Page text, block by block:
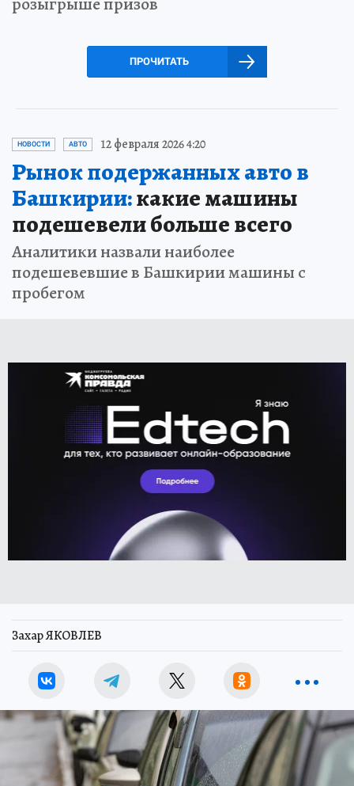
ПРОЧИТАТЬ
НОВОСТИ АВТО 12 февраля 2026 4:20
Рынок подержанных авто в
Башкирии:какие машины
подешевели больше всего
Аналитики назвали наиболее
подешевевшие в Башкирии машины с
пробегом
Захар ЯКОВЛЕВ